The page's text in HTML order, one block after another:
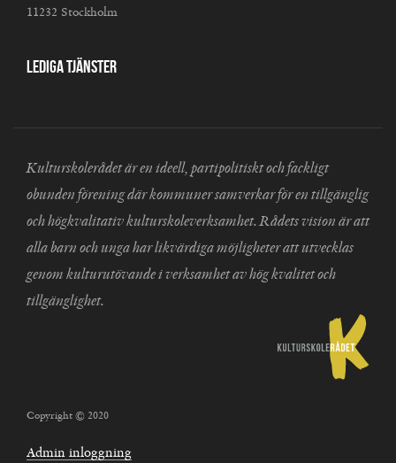
11232 Stockholm
Lediga tjänster
Kulturskolerådet är en ideell, partipolitiskt och fackligt
obunden förening där kommuner samverkar för en tillgänglig
och högkvalitativ kulturskoleverksamhet. Rådets vision är att
alla barn och unga har likvärdiga möjligheter att utvecklas
genom kulturutövande i verksamhet av hög kvalitet och
tillgänglighet.
Copyright © 2020
Admin inloggning